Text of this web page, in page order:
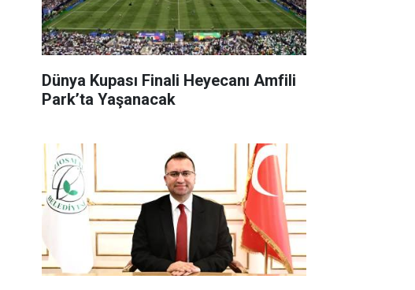
Dünya Kupası Finali Heyecanı Amfili
Park’ta Yaşanacak